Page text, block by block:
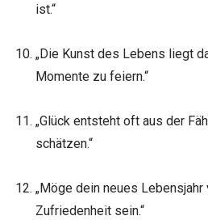
ist.“
„Die Kunst des Lebens liegt
Momente zu feiern.“
„Glück entsteht oft aus der
schätzen.“
„Möge dein neues Lebensjahr
Zufriedenheit sein.“